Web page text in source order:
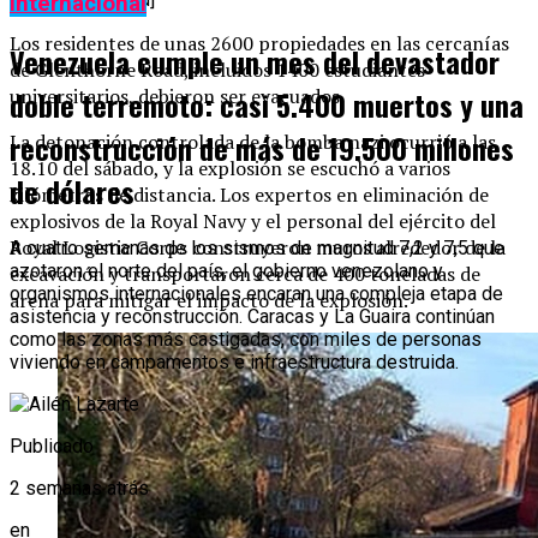
Los residentes de unas 2600 propiedades en las cercanías
de Glenthorne Road, incluidos 1400 estudiantes
universitarios, debieron ser evacuados.
La detonación controlada de la bomba nazi ocurrió a las
18.10 del sábado, y la explosión se escuchó a varios
kilómetros de distancia. Los expertos en eliminación de
explosivos de la Royal Navy y el personal del ejército del
Royal Logistic Corps construyeron muros alrededor de la
excavación y transportaron cerca de 400 toneladas de
arena para mitigar el impacto de la explosión.
Venezuela cumple un mes del devastador
doble terremoto: casi 5.400 muertos y una
reconstrucción de más de 19.500 millones
de dólares
A cuatro semanas de los sismos de magnitud 7,2 y 7,5 que
azotaron el norte del país, el gobierno venezolano y
organismos internacionales encaran una compleja etapa de
asistencia y reconstrucción. Caracas y La Guaira continúan
como las zonas más castigadas, con miles de personas
viviendo en campamentos e infraestructura destruida.
Publicado
2 semanas atrás
en